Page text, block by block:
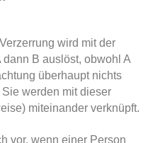
wird mit der
B auslöst, obwohl A
überhaupt nichts
werden mit dieser
miteinander verknüpft.
vor, wenn einer Person